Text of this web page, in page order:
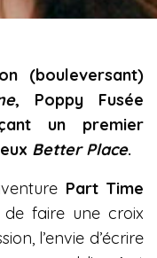
(bouleversant)
, Poppy Fusée
un premier
Better Place.
Part Time
de faire une croix
l’envie d’écrire